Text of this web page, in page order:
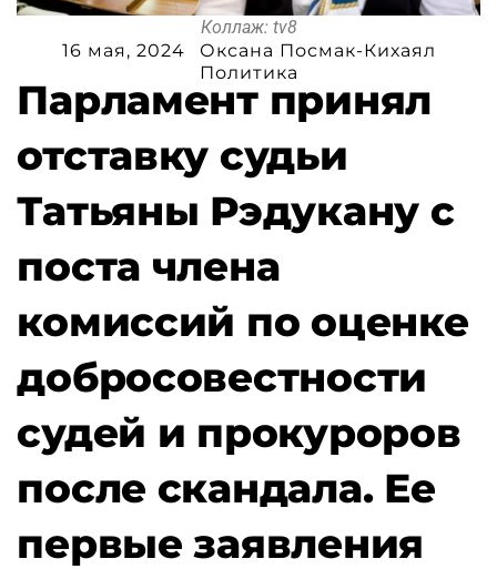
Коллаж: tv8
16 мая, 2024
Оксана Посмак-Кихаял
Политика
Парламент принял
отставку судьи
Татьяны Рэдукану с
поста члена
комиссий по оценке
добросовестности
судей и прокуроров
после скандала. Ее
первые заявления